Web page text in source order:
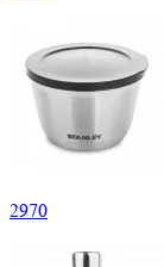
2970